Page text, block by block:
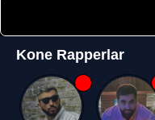
Kone Rapperlar